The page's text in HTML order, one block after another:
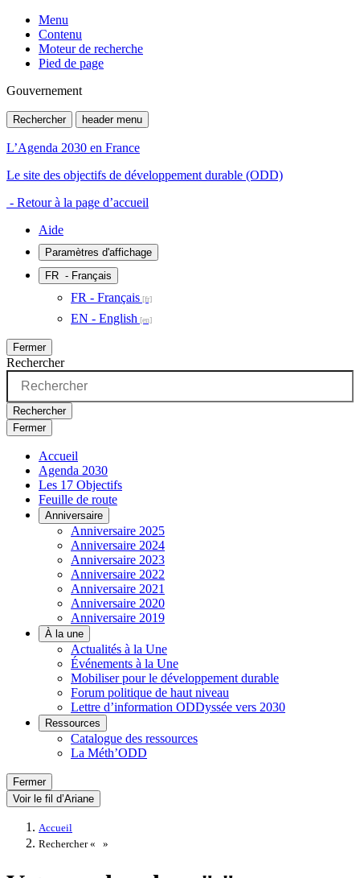
Menu
Contenu
Moteur de recherche
Pied de page
Gouvernement
Rechercher header menu
L’Agenda 2030 en France
Le site des objectifs de développement durable (ODD)
- Retour à la page d’accueil
Aide
Paramètres d'affichage
FR - Français
FR - Français
EN - English
Fermer
Rechercher
Rechercher
Fermer
Accueil
Agenda 2030
Les 17 Objectifs
Feuille de route
Anniversaire
Anniversaire 2025
Anniversaire 2024
Anniversaire 2023
Anniversaire 2022
Anniversaire 2021
Anniversaire 2020
Anniversaire 2019
À la une
Actualités à la Une
Événements à la Une
Mobiliser pour le développement durable
Forum politique de haut niveau
Lettre d’information ODDyssée vers 2030
Ressources
Catalogue des ressources
La Méth’ODD
Fermer
Voir le fil d’Ariane
Accueil
Rechercher «
»